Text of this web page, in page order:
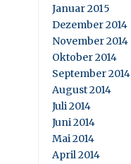
Januar 2015
Dezember 2014
November 2014
Oktober 2014
September 2014
August 2014
Juli 2014
Juni 2014
Mai 2014
April 2014